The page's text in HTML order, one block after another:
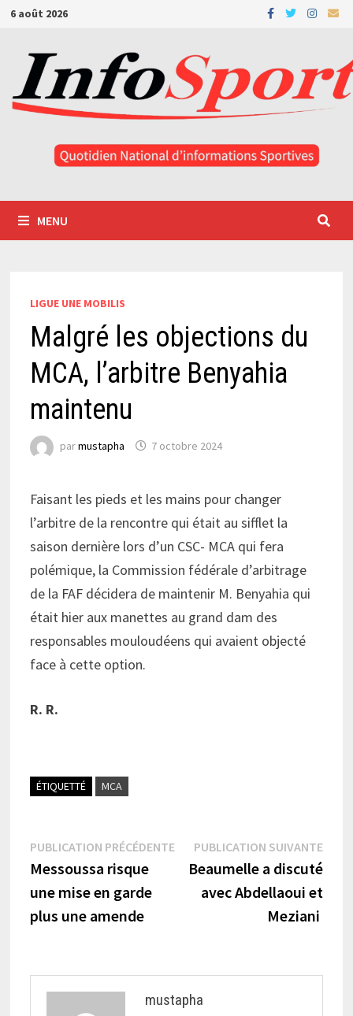
Passer
contenu
6 août 2026
MENU
LIGUE UNE MOBILIS
Malgré les objections du
MCA, l’arbitre Benyahia
maintenu
parmustapha 7 octobre 2024
Faisant les pieds et les mains pour changer
l’arbitre de la rencontre qui était au sifflet la
saison dernière lors d’un CSC- MCA qui fera
polémique, la Commission fédérale d’arbitrage
de la FAF décidera de maintenir M. Benyahia qui
était hier aux manettes au grand dam des
responsables mouloudéens qui avaient objecté
face à cette option.
R. R.
ÉTIQUETTÉ MCA
Navigation
de
l’article
PUBLICATION PRÉCÉDENTEPublication
précédente :
Messoussa risque
une mise en garde
plus une amende
PUBLICATION SUIVANTE
Beaumelle a discuté
avec Abdellaoui et
Meziani
mustapha